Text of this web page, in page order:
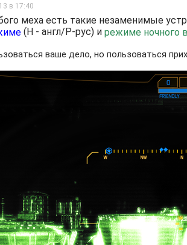
в 17:40
меха есть такие незаменимые
(H - англ/Р-рус) и режиме ночного
ваше дело, но пользоваться